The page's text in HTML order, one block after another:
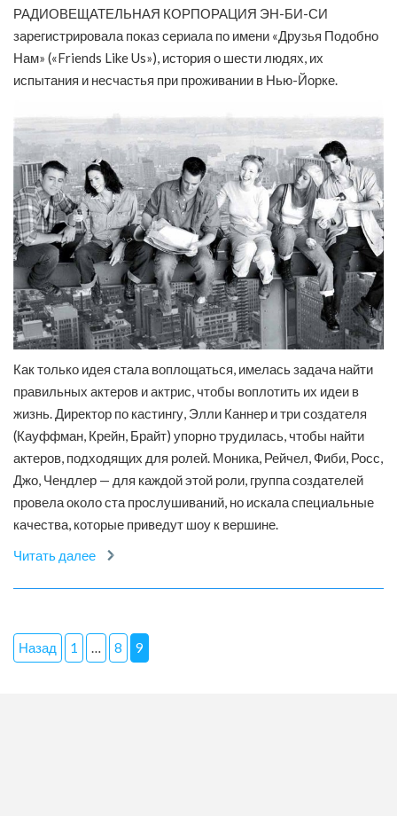
РАДИОВЕЩАТЕЛЬНАЯ КОРПОРАЦИЯ ЭН-БИ-СИ
зарегистрировала показ сериала по имени «Друзья Подобно
Нам» («Friends Like Us»), история о шести людях, их
испытания и несчастья при проживании в Нью-Йорке.
Как только идея стала воплощаться, имелась задача найти
правильных актеров и актрис, чтобы воплотить их идеи в
жизнь. Директор по кастингу, Элли Каннер и три создателя
(Кауффман, Крейн, Брайт) упорно трудилась, чтобы найти
актеров, подходящих для ролей. Моника, Рейчел, Фиби, Росс,
Джо, Чендлер — для каждой этой роли, группа создателей
провела около ста прослушиваний, но искала специальные
качества, которые приведут шоу к вершине.
Читать далее
Назад 1 … 8 9